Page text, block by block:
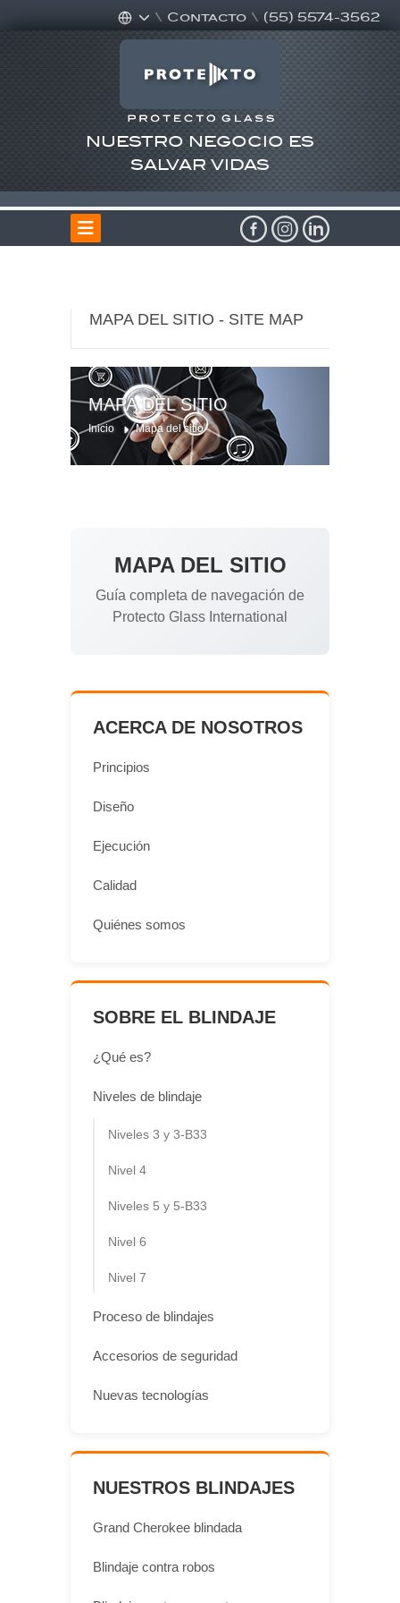
\ Contacto \ (55) 5574-3562
NUESTRO NEGOCIO ES
SALVAR VIDAS
MAPA DEL SITIO - SITE MAP
MAPA DEL SITIO
Inicio Mapa del sitio
MAPA DEL SITIO
Guía completa de navegación de
Protecto Glass International
ACERCA DE NOSOTROS
Principios
Diseño
Ejecución
Calidad
Quiénes somos
SOBRE EL BLINDAJE
¿Qué es?
Niveles de blindaje
Niveles 3 y 3-B33
Nivel 4
Niveles 5 y 5-B33
Nivel 6
Nivel 7
Proceso de blindajes
Accesorios de seguridad
Nuevas tecnologías
NUESTROS BLINDAJES
Grand Cherokee blindada
Blindaje contra robos